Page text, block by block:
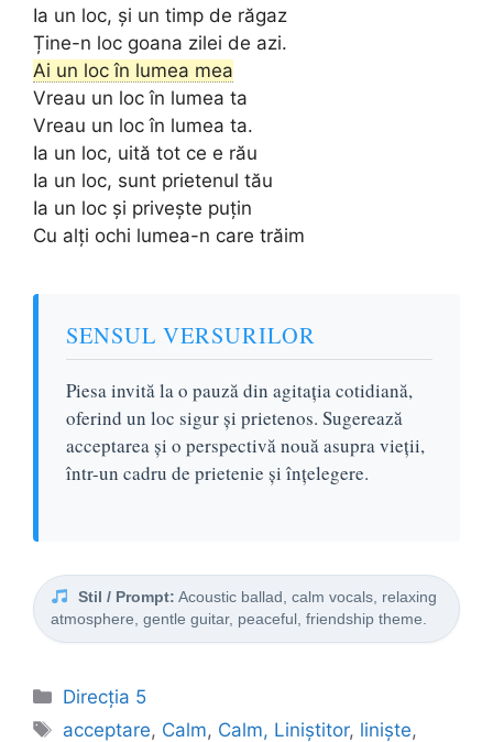
Ia un loc, și un timp de răgaz
Ține-n loc goana zilei de azi.
Ai un loc în lumea mea
Vreau un loc în lumea ta
Vreau un loc în lumea ta.
Ia un loc, uită tot ce e rău
Ia un loc, sunt prietenul tău
Ia un loc și privește puțin
Cu alți ochi lumea-n care trăim
SENSUL VERSURILOR
Piesa invită la o pauză din agitația cotidiană,
oferind un loc sigur și prietenos. Sugerează
acceptarea și o perspectivă nouă asupra vieții,
într-un cadru de prietenie și înțelegere.
Stil / Prompt: Acoustic ballad, calm vocals, relaxing
atmosphere, gentle guitar, peaceful, friendship theme.
Categorii
Direcția 5
Etichete
acceptare, Calm, Calm, Liniștitor, liniște,